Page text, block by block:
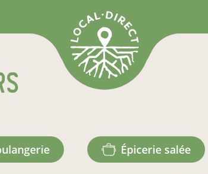
épicerie salée